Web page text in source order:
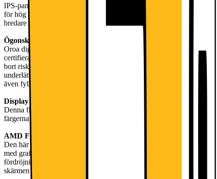
IPS-panelen på 27 tum erbjuder skarp Full HD 1080p-upplösning
för hög detaljnivå. IPS-teknik ger djupare kontrast, ljusare färger och
bredare betraktningsvinklar.
Ögonskyddsteknik
Oroa dig inte för att anstränga dina ögon. Skärmen är TÜV-
certifierad för att skydda dina ögon, medan Anti-Flicker-tekniken tar
bort risken för ögontrötthet. Less Blue Light PRO-teknologi
underlättar inte bara påfrestningen på dina ögon, utan bibehåller
även fylliga färger och exakta detaljer.
Display Kit
Denna flexibla programvara gör att du kan välja de bästa verktygen,
färgerna och visningslägena för den uppgift du behöver arbeta med.
AMD FreeSync
Den här tekniken synkroniserar bildskärmens uppdateringsfrekvens
med grafikkortets för att minimera stamning, screen traing och
fördröjning, så att du kan njuta av flytande och skarpa rörelser på
skärmen oavsett vad.